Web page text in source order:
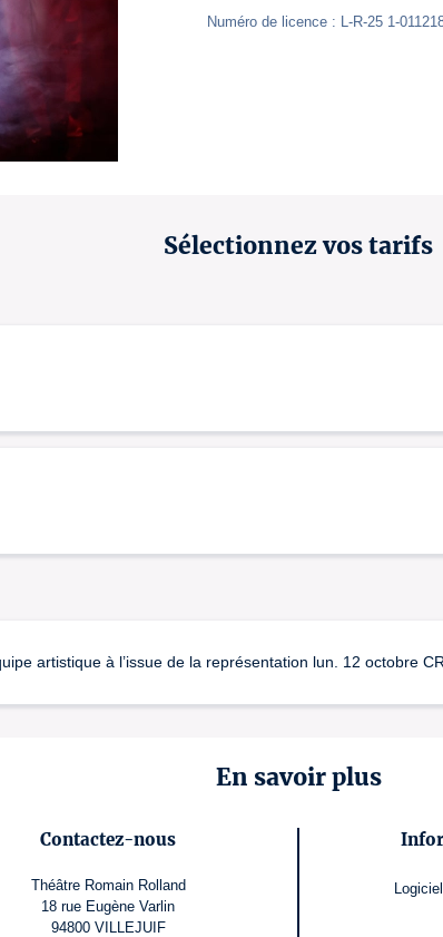
Numéro de licence : L-R-25 1-
Sélectionnez vos tarifs
artistique à l’issue de la représentation lun. 12 octobre
En savoir plus
Contactez-nous
Théâtre Romain Rolland
18 rue Eugène Varlin
94800 VILLEJUIF